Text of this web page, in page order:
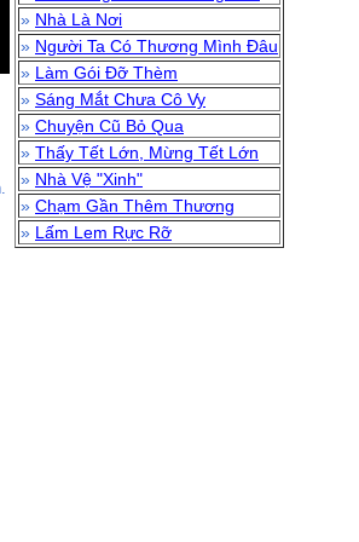
» Nhà Là Nơi
» Người Ta Có Thương Mình Đâu
» Làm Gói Đỡ Thèm
» Sáng Mắt Chưa Cô Vy
» Chuyện Cũ Bỏ Qua
» Thấy Tết Lớn, Mừng Tết Lớn
» Nhà Vệ "Xinh"
» Chạm Gần Thêm Thương
» Lấm Lem Rực Rỡ